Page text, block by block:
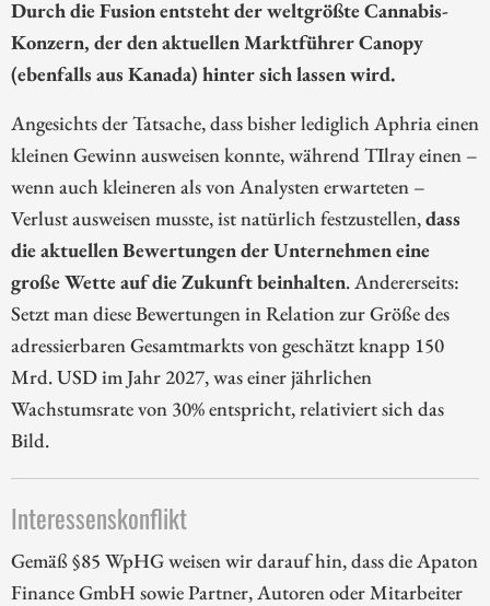
Durch die Fusion entsteht der weltgrößte Cannabis-
Konzern, der den aktuellen Marktführer Canopy
(ebenfalls aus Kanada) hinter sich lassen wird.
Angesichts der Tatsache, dass bisher lediglich Aphria einen
kleinen Gewinn ausweisen konnte, während TIlray einen –
wenn auch kleineren als von Analysten erwarteten –
Verlust ausweisen musste, ist natürlich festzustellen,dass
die aktuellen Bewertungen der Unternehmen eine
große Wette auf die Zukunft beinhalten. Andererseits:
Setzt man diese Bewertungen in Relation zur Größe des
adressierbaren Gesamtmarkts von geschätzt knapp 150
Mrd. USD im Jahr 2027, was einer jährlichen
Wachstumsrate von 30% entspricht, relativiert sich das
Bild.
Interessenskonflikt
Gemäß §85 WpHG weisen wir darauf hin, dass die Apaton
Finance GmbH sowie Partner, Autoren oder Mitarbeiter